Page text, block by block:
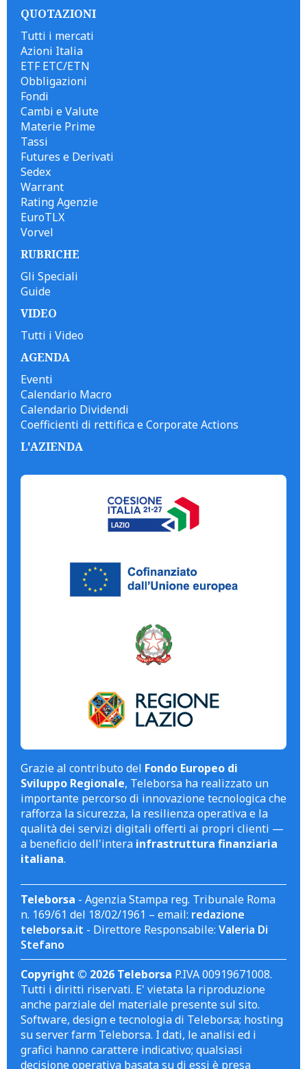
QUOTAZIONI
Tutti i mercati
Azioni Italia
ETF ETC/ETN
Obbligazioni
Fondi
Cambi e Valute
Materie Prime
Tassi
Futures e Derivati
Sedex
Warrant
Rating Agenzie
EuroTLX
Vorvel
RUBRICHE
Gli Speciali
Guide
VIDEO
Tutti i Video
AGENDA
Eventi
Calendario Macro
Calendario Dividendi
Coefficienti di rettifica e Corporate Actions
L'AZIENDA
Grazie al contributo del Fondo Europeo di
Sviluppo Regionale, Teleborsa ha realizzato un
importante percorso di innovazione tecnologica che
rafforza la sicurezza, la resilienza operativa e la
qualità dei servizi digitali offerti ai propri clienti —
a beneficio dell'intera infrastruttura finanziaria
italiana.
Teleborsa - Agenzia Stampa reg. Tribunale Roma
n. 169/61 del 18/02/1961 – email: redazione
teleborsa.it - Direttore Responsabile: Valeria Di
Stefano
Copyright © 2026 Teleborsa P.IVA 00919671008.
Tutti i diritti riservati. E' vietata la riproduzione
anche parziale del materiale presente sul sito.
Software, design e tecnologia di Teleborsa; hosting
su server farm Teleborsa. I dati, le analisi ed i
grafici hanno carattere indicativo; qualsiasi
decisione operativa basata su di essi è presa